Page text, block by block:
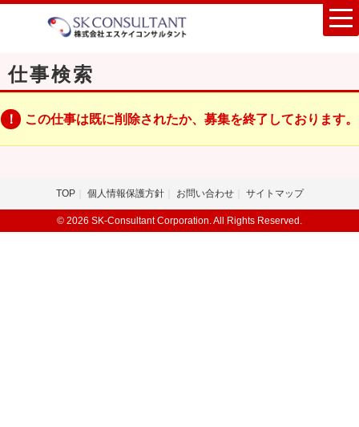
仕事検索
この仕事は既に削除されたか、募集を終了しております。
TOP 個人情報保護方針 お問い合わせ サイトマップ
© 2026 SK-Consultant Corporation. All Rights Reserved.